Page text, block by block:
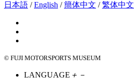
日本語 /English /簡体中文 /繁体中文
© FUJI MOTORSPORTS MUSEUM
LANGUAGE ＋ －